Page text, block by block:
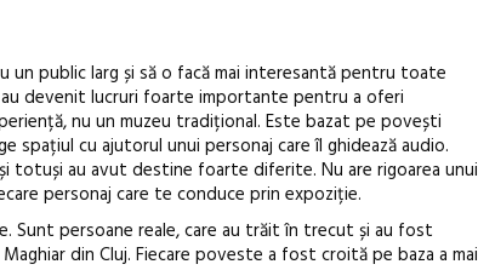
un public larg și să o facă mai interesantă pentru toate
devenit lucruri foarte importante pentru a oferi
nu un muzeu tradițional. Este bazat pe povești
cu ajutorul unui personaj care îl ghidează audio.
totuși au avut destine foarte diferite. Nu are rigoarea unui
personaj care te conduce prin expoziție.
Sunt persoane reale, care au trăit în trecut și au fost
din Cluj. Fiecare poveste a fost croită pe baza a mai